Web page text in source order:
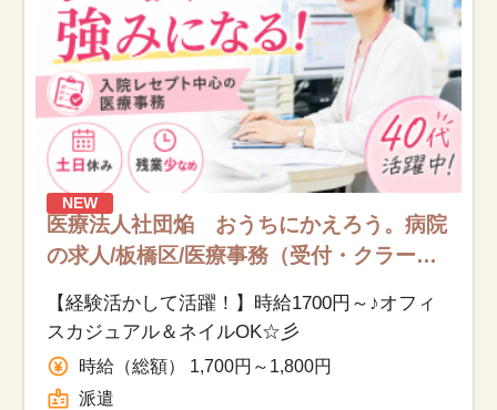
サイトの使い方
就職サポート
人材をお探しの医療機関・企業様
運営会社
NEW
医療法人社団焔 おうちにかえろう。病院
の求人/板橋区/医療事務（受付・クラー
【経験活かして活躍！】時給1700円～♪オフィ
スカジュアル＆ネイルOK☆彡
時給（総額） 1,700円～1,800円
派遣